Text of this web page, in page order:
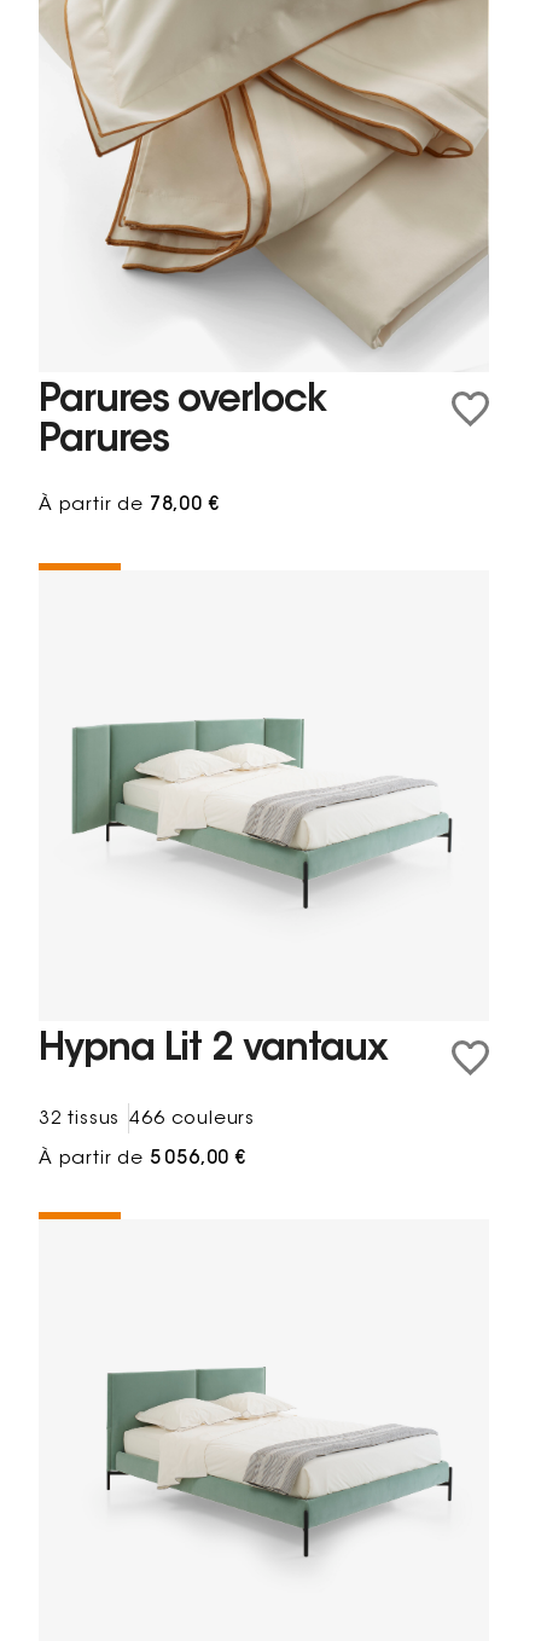
Parures overlock
Parures
À partir de 78,00 €
Hypna Lit 2 vantaux
32 tissus 466 couleurs
À partir de 5 056,00 €